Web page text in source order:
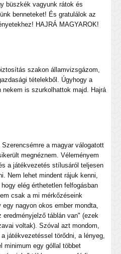
büszkék vagyunk rátok és
benneteket! És gratulálok az
HAJRÁ MAGYAROK!
szakon államvizsgázom,
tételekből. Úgyhogy a
nekem is szurkolhattok majd. Hajrá
a magyar válogatott
megnéznem. Véleményem
a játékvezetés stílusáról teljesen
Nem lehet mindent rájuk kenni,
elég érthetetlen felfogásban
csak a mi mérkőzéseink
egy nagyon okos ember mondta,
eredményjelző táblán van" (ezek
voltak). Szóval azt mondom,
játékvezetéssel törődni, a lényeg,
minimum egy góllal többet